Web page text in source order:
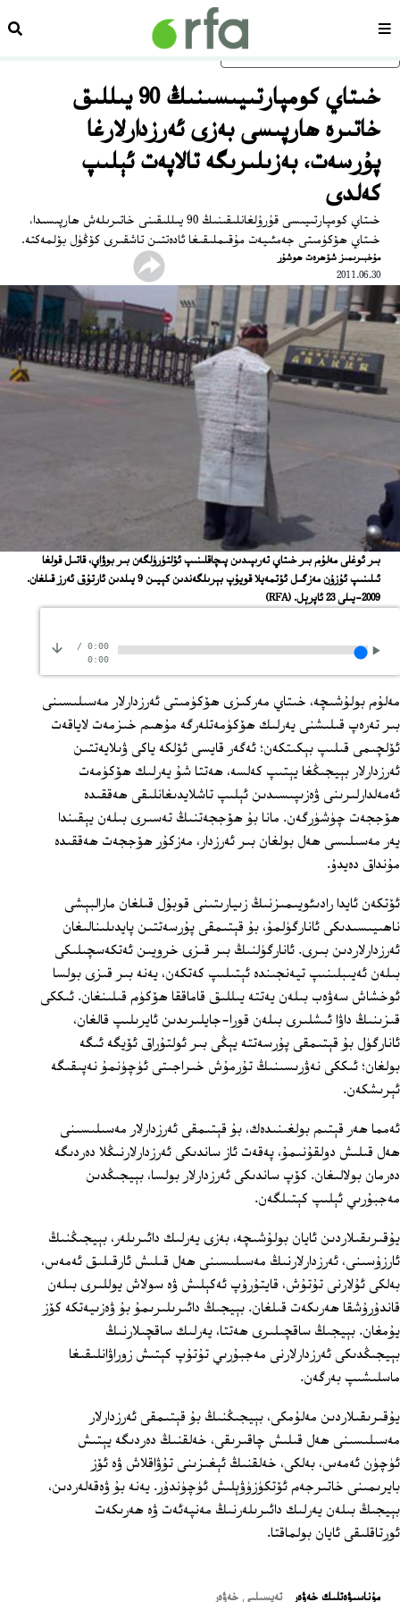
ئاساسلىق مەزمۇنغا ئاتلاڭسەھىپە
خىتاي كومپارتىيىسىنىڭ 90 يىللىق
خاتىرە ھارپىسى بەزى ئەرزدارلارغا
پۇرسەت، بەزىلىرىگە تالاپەت ئېلىپ
كەلدى
خىتاي كومپارتىيىسى قۇرۇلغانلىقىنىڭ 90 يىللىقىنى خاتىرىلەش ھارپىسىدا،
خىتاي ھۆكۈمىتى جەمئىيەت مۇقىملىقىغا ئادەتتىن تاشقىرى كۆڭۈل بۆلمەكتە.
مۇخبىرىمىز شۆھرەت ھوشۇر
2011.06.30
بىر ئوغلى مەلۇم بىر خىتاي تەرىپىدىن پىچاقلىنىپ ئۆلتۈرۈلگەن بىر بوۋاي، قاتىل قولغا
ئىلىنىپ ئۇزۇن مەزگىل ئۆتمەيلا قويۇپ بېرىلگەندىن كېيىن 9 يىلدىن ئارتۇق ئەرز قىلغان.
2009-يىلى 23 ئاپرېل.
(RFA)
0:00
/
0:00
مەلۇم بولۇشىچە، خىتاي مەركىزى ھۆكۈمىتى ئەرزدارلار مەسىلىسىنى
بىر تەرەپ قىلىشنى يەرلىك ھۆكۈمەتلەرگە مۇھىم خىزمەت لاياقەت
ئۆلچىمى قىلىپ بېكىتكەن؛ ئەگەر قايسى ئۆلكە ياكى ۋىلايەتتىن
ئەرزدارلار بېيجىڭغا يېتىپ كەلسە، ھەتتا شۇ يەرلىك ھۆكۈمەت
ئەمەلدارلىرىنى ۋەزىپىسىدىن ئېلىپ تاشلايدىغانلىقى ھەققىدە
ھۆججەت چۈشۈرگەن. مانا بۇ ھۆججەتنىڭ تەسىرى بىلەن يېقىندا
يەر مەسىلىسى ھەل بولغان بىر ئەرزدار، مەزكۇر ھۆججەت ھەققىدە
مۇنداق دەيدۇ.
ئۆتكەن ئايدا رادىئويىمىزنىڭ زىيارىتىنى قوبۇل قىلغان مارالبېشى
ناھىيىسىدىكى ئانارگۈلمۇ، بۇ قېتىمقى پۇرسەتتىن پايدىلىنالىغان
ئەرزدارلاردىن بىرى. ئانارگۈلنىڭ بىر قىزى خرويىن ئەتكەسچىلىكى
بىلەن ئەيىبلىنىپ تيەنجىندە ئېتىلىپ كەتكەن، يەنە بىر قىزى بولسا
ئوخشاش سەۋەب بىلەن يەتتە يىللىق قاماققا ھۆكۈم قىلىنغان. ئىككى
قىزىنىڭ داۋا ئىشلىرى بىلەن قورا-جايلىرىدىن ئايرىلىپ قالغان،
ئانارگۈل بۇ قېتىمقى پۇرسەتتە يېڭى بىر ئولتۇراق ئۆيگە ئىگە
بولغان؛ ئىككى نەۋرىسىنىڭ تۇرمۇش خىراجىتى ئۈچۈنمۇ نەپىقىگە
ئېرىشكەن.
ئەمما ھەر قېتىم بولغىنىدەك، بۇ قېتىمقى ئەرزدارلار مەسىلىسىنى
ھەل قىلىش دولقۇنىمۇ، پەقەت ئاز ساندىكى ئەرزدارلارنىڭلا دەردىگە
دەرمان بولالىغان. كۆپ ساندىكى ئەرزدارلار بولسا، بېيجىڭدىن
مەجبۇرىي ئېلىپ كېتىلگەن.
يۇقىرىقىلاردىن ئايان بولۇشىچە، بەزى يەرلىك دائىرىلەر، بېيجىڭنىڭ
ئارزۇسىنى، ئەرزدارلارنىڭ مەسىلىسىنى ھەل قىلىش ئارقىلىق ئەمەس،
بەلكى ئۇلارنى تۇتۇش، قايتۇرۇپ ئەكېلىش ۋە سولاش يوللىرى بىلەن
قاندۇرۇشقا ھەرىكەت قىلغان. بېيجىڭ دائىرىلىرىمۇ بۇ ۋەزىيەتكە كۆز
يۇمغان. بېيجىڭ ساقچىلىرى ھەتتا، يەرلىك ساقچىلارنىڭ
بېيجىڭدىكى ئەرزدارلارنى مەجبۇرىي تۇتۇپ كېتىش زوراۋانلىقىغا
ماسلىشىپ بەرگەن.
يۇقىرىقىلاردىن مەلۇمكى، بېيجىڭنىڭ بۇ قېتىمقى ئەرزدارلار
مەسىلىسىنى ھەل قىلىش چاقىرىقى، خەلقنىڭ دەردىگە يېتىش
ئۈچۈن ئەمەس، بەلكى، خەلقنىڭ ئېغىزىنى تۇۋاقلاش ۋە ئۆز
بايرىمىنى خاتىرجەم ئۆتكۈزۈۋېلىش ئۈچۈندۇر. يەنە بۇ ۋەقەلەردىن،
بېيجىڭ بىلەن يەرلىك دائىرىلەرنىڭ مەنپەئەت ۋە ھەرىكەت
ئورتاقلىقى ئايان بولماقتا.
ﻣﯘﻧﺎﺳﯩﯟﻩﺗﻠﯩﻚ ﺧﻪﯞﻩﺭ تەپسىلىي خەۋەر